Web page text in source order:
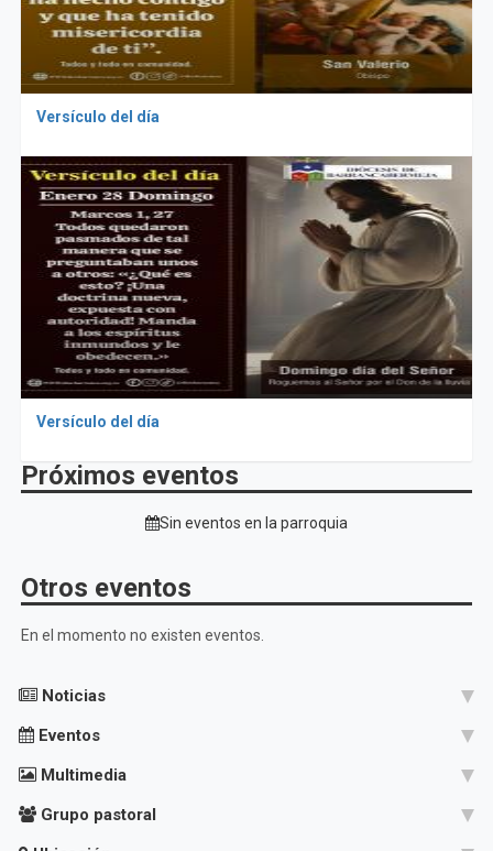
Versículo del día
Versículo del día
Próximos eventos
Sin eventos en la parroquia
Otros eventos
En el momento no existen eventos.
Noticias
Eventos
Multimedia
Grupo pastoral